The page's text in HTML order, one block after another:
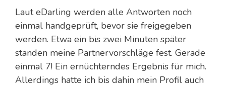
Laut eDarling werden alle Antworten noch
einmal handgeprüft, bevor sie freigegeben
werden. Etwa ein bis zwei Minuten später
standen meine Partnervorschläge fest. Gerade
einmal 7! Ein ernüchterndes Ergebnis für mich.
Allerdings hatte ich bis dahin mein Profil auch